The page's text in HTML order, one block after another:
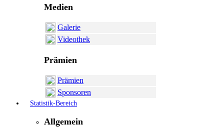
Medien
Galerie
Videothek
Prämien
Prämien
Sponsoren
Statistik-Bereich
Allgemein